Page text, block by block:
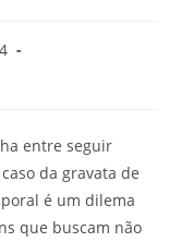
entre seguir
da gravata de
é um dilema
que buscam não